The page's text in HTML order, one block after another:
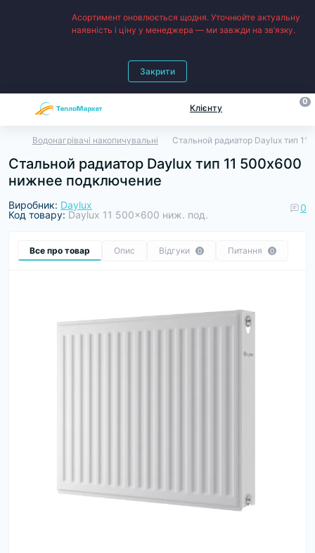
Асортимент оновлюється щодня. Уточнюйте актуальну
наявність і ціну у менеджера — ми завжди на зв’язку.
Закрити
Клієнту
0
Водонагрівачі накопичувальні Стальной радиатор Daylux тип
Стальной радиатор Daylux тип 11 500х600
нижнее подключение
Виробник: Daylux
Код товару: Daylux 11 500x600 ниж. под.
0
Все про товар Опис Відгуки 0 Питання 0